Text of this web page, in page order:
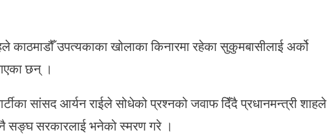
काठमाडौँ उपत्यकाका खोलाका किनारमा रहेका सुकुमबासीलाई अर्को
छन् ।
सांसद आर्यन राईले सोधेको प्रश्नको जवाफ दिँदै प्रधानमन्त्री शाहले
सङ्घ सरकारलाई भनेको स्मरण गरे ।